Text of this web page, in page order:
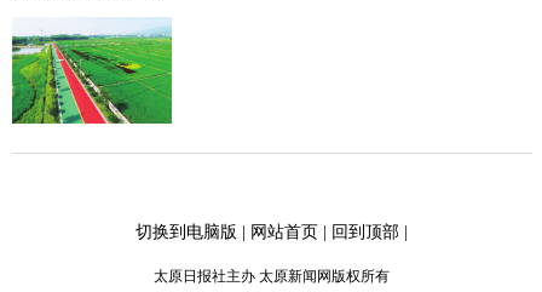
切换到电脑版 | 网站首页| 回到顶部|
太原日报社主办 太原新闻网版权所有